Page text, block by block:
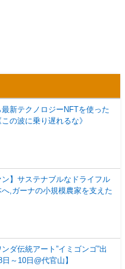
新テクノロジーNFTを使った
の波に乗り遅れるな》
ン】サステナブルなドライフル
へ,ガーナの小規模農家を支えた
ダ伝統アート”イミゴンゴ”出
日～10日@代官山】